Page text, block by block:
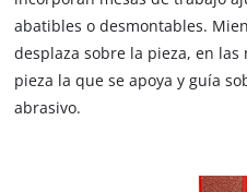
abatibles o desmontables.
desplaza sobre la pieza, en
pieza la que se apoya y guía
abrasivo.